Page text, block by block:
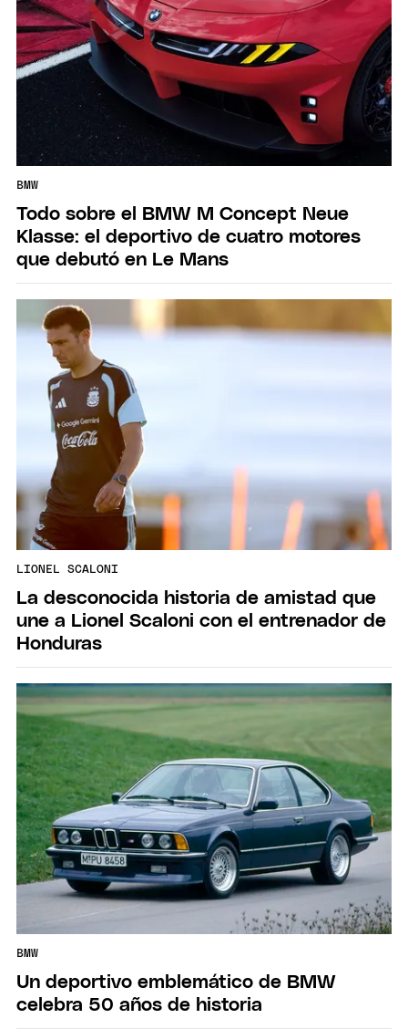
BMW
Todo sobre el BMW M Concept Neue
Klasse: el deportivo de cuatro motores
que debutó en Le Mans
LIONEL SCALONI
La desconocida historia de amistad que
une a Lionel Scaloni con el entrenador de
Honduras
BMW
Un deportivo emblemático de BMW
celebra 50 años de historia